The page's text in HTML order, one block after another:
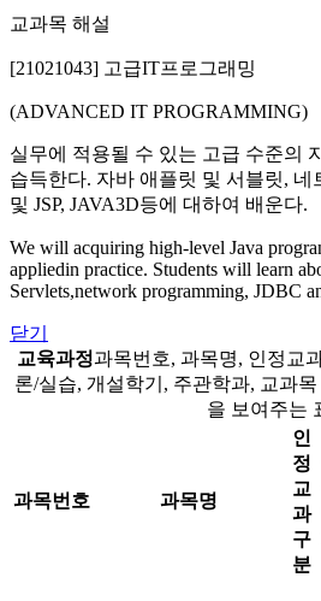
교과목 해설
[21021043] 고급IT프로그래밍
(ADVANCED IT PROGRAMMING)
실무에 적용될 수 있는 고급 수준의
습득한다. 자바 애플릿 및 서블릿, 네
및 JSP, JAVA3D등에 대하여 배운다.
We will acquiring high-level Java
appliedin practice. Students will learn
Servlets,network programming, JDBC
닫기
교육과정과목번호, 과목명, 인정교
론/실습, 개설학기, 주관학과, 교과
을 보여주는
과목번호 과목명
인
정
교
과
구
분